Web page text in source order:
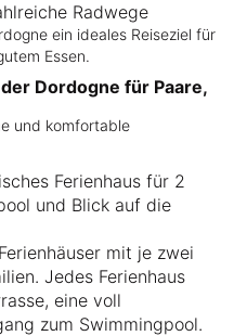
Radwege
ein ideales Reiseziel für
Essen.
Dordogne für Paare,
und komfortable
Ferienhaus für 2
und Blick auf die
mit je zwei
Jedes Ferienhaus
eine voll
zum Swimmingpool.